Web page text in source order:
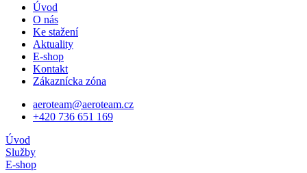
Úvod
O nás
Ke stažení
Aktuality
E-shop
Kontakt
Zákaznícka zóna
aeroteam@aeroteam.cz
+420 736 651 169
Úvod
Služby
E-shop